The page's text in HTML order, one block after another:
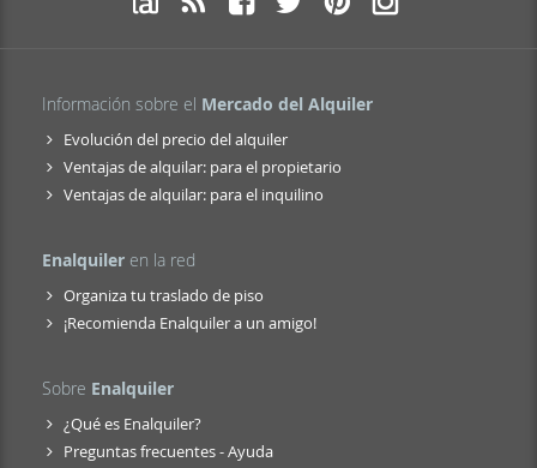
Información sobre el Mercado del Alquiler
Evolución del precio del alquiler
Ventajas de alquilar: para el propietario
Ventajas de alquilar: para el inquilino
Enalquiler en la red
Organiza tu traslado de piso
¡Recomienda Enalquiler a un amigo!
Sobre Enalquiler
¿Qué es Enalquiler?
Preguntas frecuentes - Ayuda